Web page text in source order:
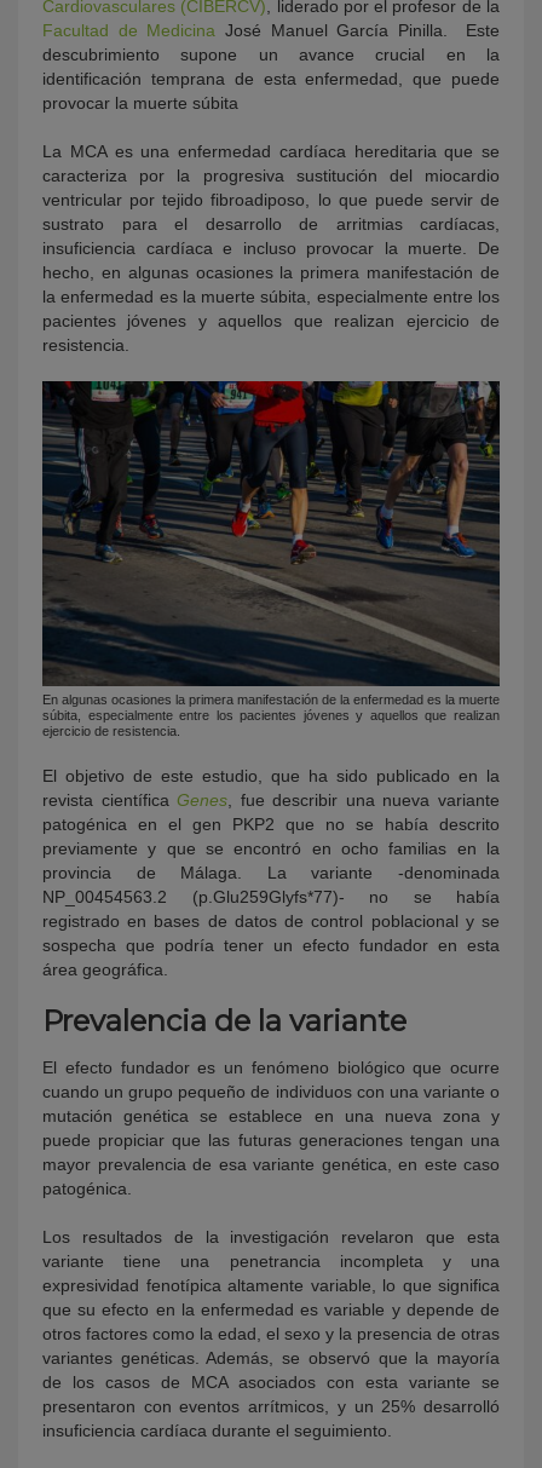
Cardiovasculares (CIBERCV) , liderado por el profesor de la
Facultad de Medicina José Manuel García Pinilla. Este
descubrimiento supone un avance crucial en la
identificación temprana de esta enfermedad, que puede
provocar la muerte súbita
La MCA es una enfermedad cardíaca hereditaria que se
caracteriza por la progresiva sustitución del miocardio
ventricular por tejido fibroadiposo, lo que puede servir de
sustrato para el desarrollo de arritmias cardíacas,
insuficiencia cardíaca e incluso provocar la muerte. De
hecho, en algunas ocasiones la primera manifestación de
la enfermedad es la muerte súbita, especialmente entre los
pacientes jóvenes y aquellos que realizan ejercicio de
resistencia.
En algunas ocasiones la primera manifestación de la enfermedad es la muerte
súbita, especialmente entre los pacientes jóvenes y aquellos que realizan
ejercicio de resistencia.
El objetivo de este estudio, que ha sido publicado en la
revista científicaGenes, fue describir una nueva variante
patogénica en el gen PKP2 que no se había descrito
previamente y que se encontró en ocho familias en la
provincia de Málaga. La variante -denominada
NP_00454563.2 (p.Glu259Glyfs*77)- no se había
registrado en bases de datos de control poblacional y se
sospecha que podría tener un efecto fundador en esta
área geográfica.
Prevalencia de la variante
El efecto fundador es un fenómeno biológico que ocurre
cuando un grupo pequeño de individuos con una variante o
mutación genética se establece en una nueva zona y
puede propiciar que las futuras generaciones tengan una
mayor prevalencia de esa variante genética, en este caso
patogénica.
Los resultados de la investigación revelaron que esta
variante tiene una penetrancia incompleta y una
expresividad fenotípica altamente variable, lo que significa
que su efecto en la enfermedad es variable y depende de
otros factores como la edad, el sexo y la presencia de otras
variantes genéticas. Además, se observó que la mayoría
de los casos de MCA asociados con esta variante se
presentaron con eventos arrítmicos, y un 25% desarrolló
insuficiencia cardíaca durante el seguimiento.